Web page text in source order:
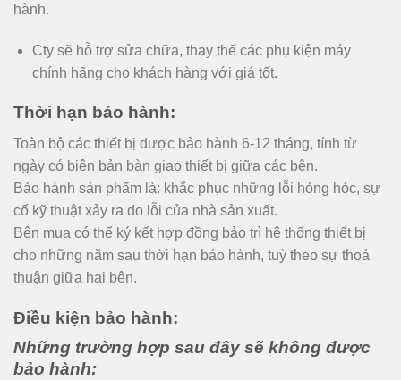
hành.
Cty sẽ hỗ trợ sửa chữa, thay thế các phụ kiện máy
chính hãng cho khách hàng với giá tốt.
Thời hạn bảo hành:
Toàn bộ các thiết bị được bảo hành 6-12 tháng, tính từ
ngày có biên bản bàn giao thiết bị giữa các bên.
Bảo hành sản phẩm là: khắc phục những lỗi hỏng hóc, sự
cố kỹ thuật xảy ra do lỗi của nhà sản xuất.
Bên mua có thể ký kết hợp đồng bảo trì hệ thống thiết bị
cho những năm sau thời hạn bảo hành, tuỳ theo sự thoả
thuận giữa hai bên.
Điều kiện bảo hành:
Những trường hợp sau đây sẽ không được
bảo hành: